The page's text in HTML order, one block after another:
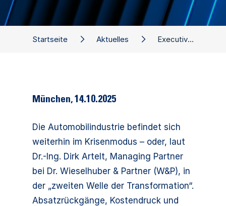
München, 14.10.2025
Die Automobilindustrie befindet sich
weiterhin im Krisenmodus – oder, laut
Dr.-Ing. Dirk Artelt, Managing Partner
bei Dr. Wieselhuber & Partner (W&P), in
der „zweiten Welle der Transformation“.
Absatzrückgänge, Kostendruck und
Startseite Aktuelles Executive Dialog: Status Automotive Industrie 2025 – Transformation unter Hochspannung